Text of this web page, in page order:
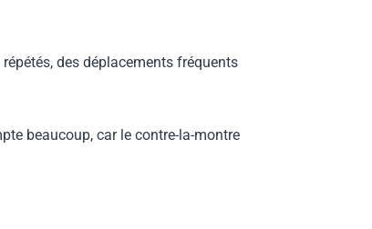
des déplacements fréquents
beaucoup, car le contre-la-montre